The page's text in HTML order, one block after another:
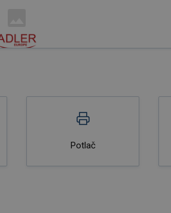
Potlač